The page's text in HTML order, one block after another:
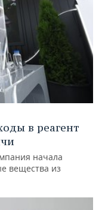
в реагент
начала
вещества из